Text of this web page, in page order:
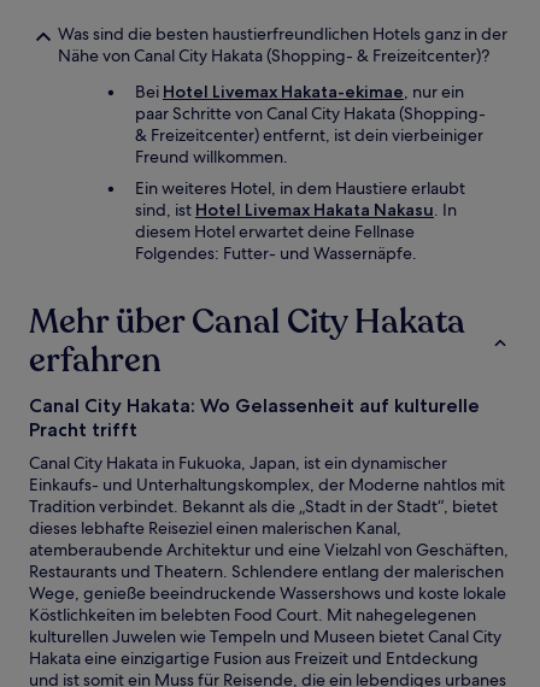
Was sind die besten haustierfreundlichen Hotels ganz in der
Nähe von Canal City Hakata (Shopping- & Freizeitcenter)?
Bei Hotel Livemax Hakata-ekimae, nur ein
paar Schritte von Canal City Hakata (Shopping-
& Freizeitcenter) entfernt, ist dein vierbeiniger
Freund willkommen.
Ein weiteres Hotel, in dem Haustiere erlaubt
sind, ist Hotel Livemax Hakata Nakasu. In
diesem Hotel erwartet deine Fellnase
Folgendes: Futter- und Wassernäpfe.
Mehr über Canal City Hakata
erfahren
Canal City Hakata: Wo Gelassenheit auf kulturelle
Pracht trifft
Canal City Hakata in Fukuoka, Japan, ist ein dynamischer
Einkaufs- und Unterhaltungskomplex, der Moderne nahtlos mit
Tradition verbindet. Bekannt als die „Stadt in der Stadt“, bietet
dieses lebhafte Reiseziel einen malerischen Kanal,
atemberaubende Architektur und eine Vielzahl von Geschäften,
Restaurants und Theatern. Schlendere entlang der malerischen
Wege, genieße beeindruckende Wassershows und koste lokale
Köstlichkeiten im belebten Food Court. Mit nahegelegenen
kulturellen Juwelen wie Tempeln und Museen bietet Canal City
Hakata eine einzigartige Fusion aus Freizeit und Entdeckung
und ist somit ein Muss für Reisende, die ein lebendiges urbanes